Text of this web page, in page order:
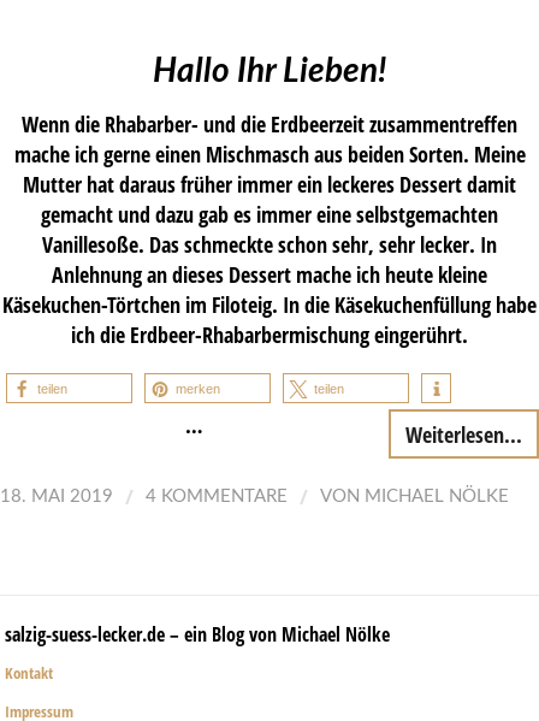
Hallo Ihr Lieben!
Wenn die Rhabarber- und die Erdbeerzeit zusammentreffen
mache ich gerne einen Mischmasch aus beiden Sorten. Meine
Mutter hat daraus früher immer ein leckeres Dessert damit
gemacht und dazu gab es immer eine selbstgemachten
Vanillesoße. Das schmeckte schon sehr, sehr lecker. In
Anlehnung an dieses Dessert mache ich heute kleine
Käsekuchen-Törtchen im Filoteig. In die Käsekuchenfüllung habe
ich die Erdbeer-Rhabarbermischung eingerührt.
teilen merken teilen
… Weiterlesen...
18. MAI 2019 / 4 KOMMENTARE / VON MICHAEL NÖLKE
salzig-suess-lecker.de – ein Blog von Michael Nölke
Kontakt
Impressum